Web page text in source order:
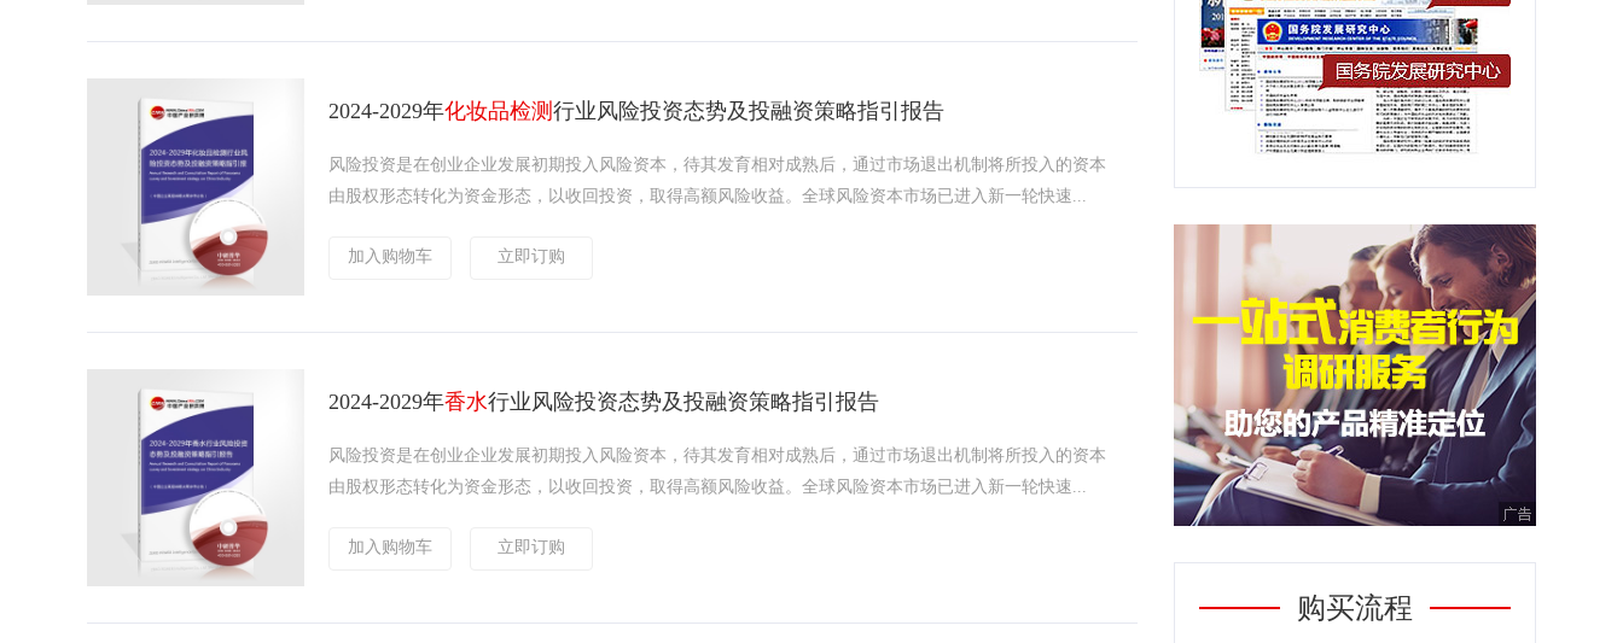
2024-2029年化妆品检测 行业风险投资态势及投融资策略指引报告
风险投资是在创业企业发展初期投入风险资本，待其发育相对成熟后，通过市场退出机制将所投入的资本
由股权形态转化为资金形态，以收回投资，取得高额风险收益。全球风险资本市场已进入新一轮快速...
加入购物车 立即订购
2024-2029年香水行业风险投资态势及投融资策略指引报告
风险投资是在创业企业发展初期投入风险资本，待其发育相对成熟后，通过市场退出机制将所投入的资本
由股权形态转化为资金形态，以收回投资，取得高额风险收益。全球风险资本市场已进入新一轮快速...
加入购物车 立即订购
购买流程